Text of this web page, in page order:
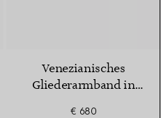
Venezianisches
Gliederarmband in
€ 680